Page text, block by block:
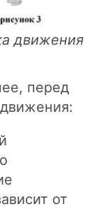
движения
перед
от